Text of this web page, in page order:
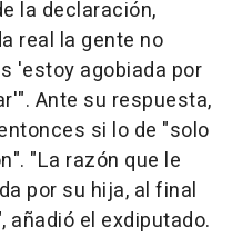
la declaración,
real la gente no
'estoy agobiada por
Ante su respuesta,
si lo de "solo
"La razón que le
por su hija, al final
el exdiputado.